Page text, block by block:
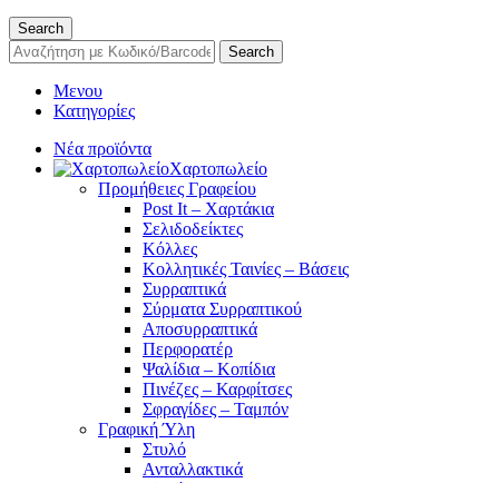
Search
Search
Μενου
Κατηγορίες
Νέα προϊόντα
Χαρτοπωλείο
Προμήθειες Γραφείου
Post It – Χαρτάκια
Σελιδοδείκτες
Κόλλες
Κολλητικές Ταινίες – Βάσεις
Συρραπτικά
Σύρματα Συρραπτικού
Αποσυρραπτικά
Περφορατέρ
Ψαλίδια – Κοπίδια
Πινέζες – Καρφίτσες
Σφραγίδες – Ταμπόν
Γραφική Ύλη
Στυλό
Ανταλλακτικά